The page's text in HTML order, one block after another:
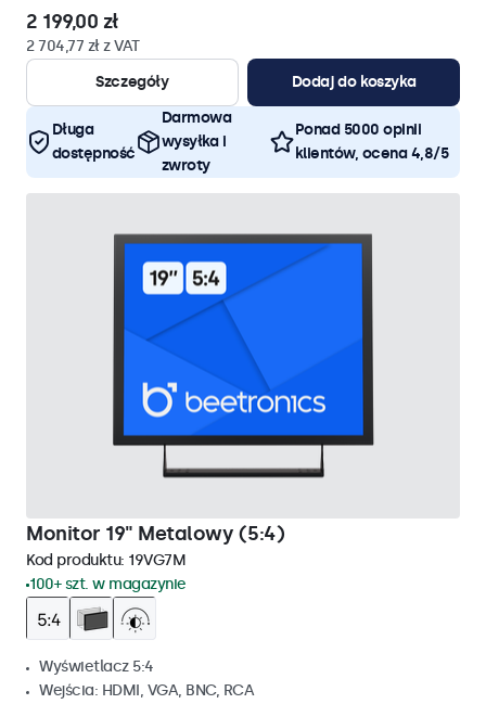
2 199,00 zł
2 704,77 zł z VAT
Szczegóły
Dodaj do koszyka
Długa
dostępność
Darmowa
wysyłka i
zwroty
Ponad 5000 opinii
klientów, ocena 4,8/5
Monitor 19" Metalowy (5:4)
Kod produktu: 19VG7M
100+ szt. w magazynie
Wyświetlacz 5:4
Wejścia: HDMI, VGA, BNC, RCA